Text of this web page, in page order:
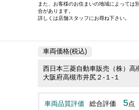
また、お客様のお住まいの地域によっては
合があります。
詳しくは店舗スタッフにお尋ね下さい。
車両価格(税込)
西日本三菱自動車販売（株）高
大阪府高槻市井尻２‐１‐１
車両品質評価 総合評価 5点